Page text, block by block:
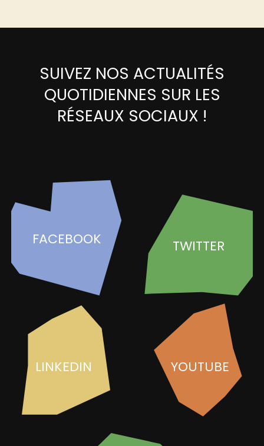
SUIVEZ NOS ACTUALITÉS
QUOTIDIENNES SUR LES
RÉSEAUX SOCIAUX !
FACEBOOK TWITTER
LINKEDIN YOUTUBE